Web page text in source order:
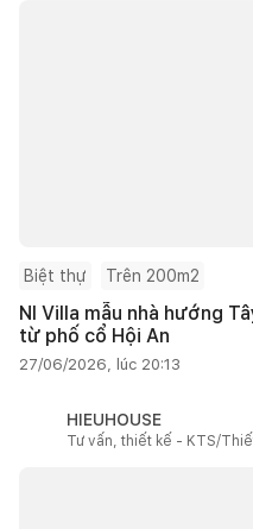
Biệt thự Trên 200m2
NI Villa mẫu nhà hướng
từ phố cổ Hội An
27/06/2026, lúc 20:13
HIEUHOUSE
Tư vấn, thiết kế - KTS/